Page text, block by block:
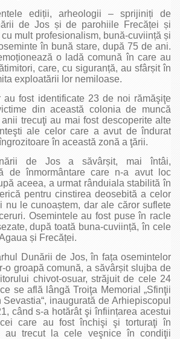
ediții, arheologii – sprijiniți de
de Jos și de parohiile Frecăței și
mult profesionalism, bună-cuviință și
în bună stare, după 75 de ani.
o ladă comună în care au
care, cu siguranță, au sfârșit în
exploatării lor nemiloase.
au fost identificate 23 de noi rămăşiţe
din această colonia de muncă
trecuţi au mai fost descoperite alte
ale celor care a avut de îndurat
în această zonă a ţării.
de Jos a săvârșit, mai întâi,
de înmormântare care n-a avut loc
aceea, a urmat rânduiala stabilită în
pentru cinstirea deosebită a celor
nu le cunoaștem, dar ale căror suflete
Osemintele au fost puse în racle
după toată buna-cuviință, în cele
și Frecăței.
Dunării de Jos, în fața osemintelor
o groapă comună, a săvârșit slujba de
chivot-osuar, străjuit de cele 24
se află lângă Troiţa Memorial „Sfinţii
inaugurată de Arhiepiscopul
când s-a hotărât şi înființarea acestui
care au fost închişi şi torturaţi în
au trecut la cele veşnice în condiţii